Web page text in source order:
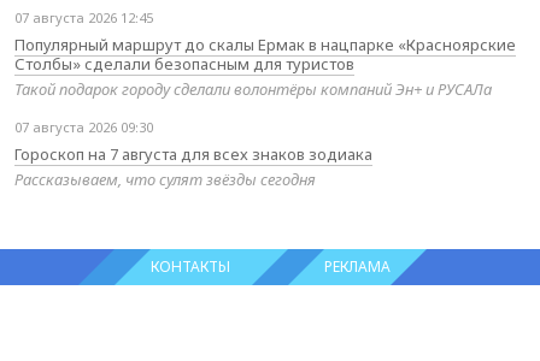
07 августа 2026 12:45
Популярный маршрут до скалы Ермак в нацпарке «Красноярские
Столбы» сделали безопасным для туристов
Такой подарок городу сделали волонтёры компаний Эн+ и РУСАЛа
07 августа 2026 09:30
Гороскоп на 7 августа для всех знаков зодиака
Рассказываем, что сулят звёзды сегодня
КОНТАКТЫ РЕКЛАМА